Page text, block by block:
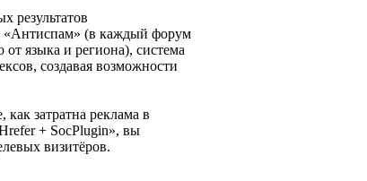
результатов
«Антиспам» (в каждый форум
языка и региона), система
создавая возможности
затратна реклама в
+ SocPlugin», вы
визитёров.